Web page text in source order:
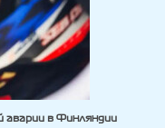
аварии в Финляндии